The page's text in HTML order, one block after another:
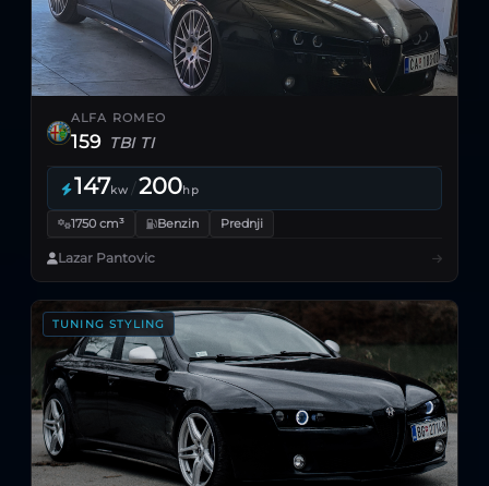
ALFA ROMEO
159 TBI TI
147kw /200hp
1750 cm³ Benzin Prednji
Lazar Pantovic
TUNING STYLING